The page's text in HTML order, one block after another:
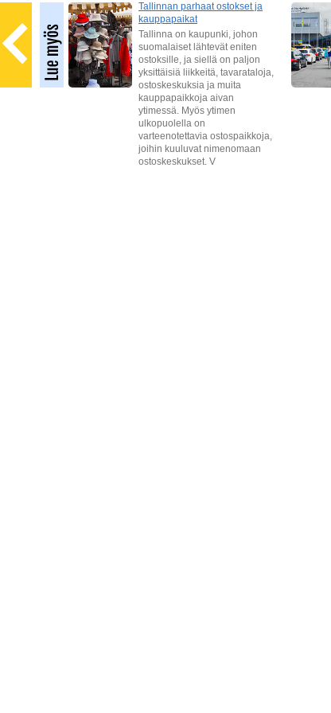
Tallinnan parhaat ostokset ja
kauppapaikat
Tallinna on kaupunki, johon
suomalaiset lähtevät eniten
ostoksille, ja siellä on paljon
yksittäisiä liikkeitä, tavarataloja,
ostoskeskuksia ja muita
kauppapaikkoja aivan
ytimessä. Myös ytimen
ulkopuolella on
varteenotettavia ostospaikkoja,
joihin kuuluvat nimenomaan
ostoskeskukset. V